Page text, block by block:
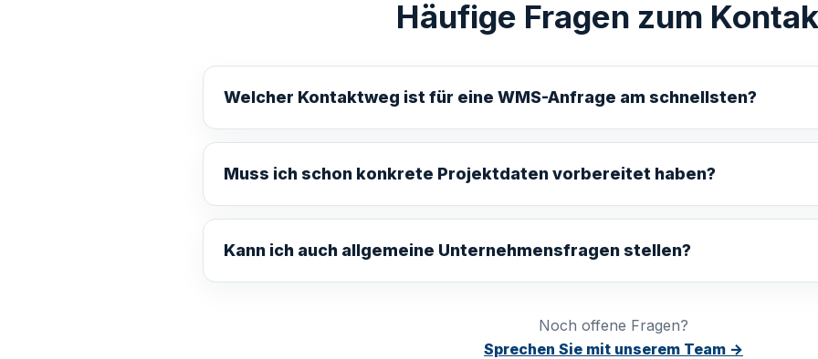
Häufige Fragen zum
Welcher Kontaktweg ist für eine WMS-Anfrage am schnellsten?
Muss ich schon konkrete Projektdaten vorbereitet haben?
Kann ich auch allgemeine Unternehmensfragen stellen?
Noch offene Fragen?
Sprechen Sie mit unserem Team →